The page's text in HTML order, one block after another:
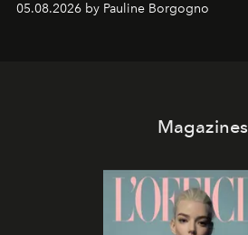
05.08.2026 by Pauline Borgogno
Magazines